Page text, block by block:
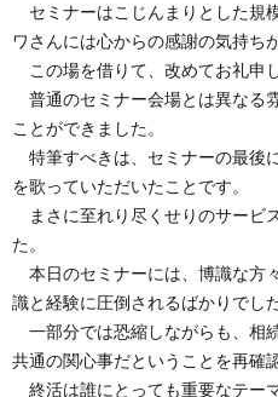
セミナーはこじんまりとした規
ワさんには心からの感謝の気持ち
この場を借りて、改めてお礼申
普通のセミナー会場とは異なる
ことができました。
特筆すべきは、セミナーの最後
を歌っていただいたことです。
まさに至れり尽くせりのサービ
た。
本日のセミナーには、博識な方
識と経験に圧倒されるばかりでした
一部分では恐縮しながらも、相
共通の関心事だということを再確
終活は誰にとっても重要なテー